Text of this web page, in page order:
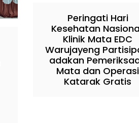
Peringati Hari
Kesehatan
Klinik Mata EDC
Warujayeng
adakan
Mata dan Operasi
Katarak Gratis